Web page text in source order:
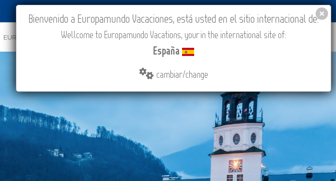
EUROPA ORIENTE PROMOCIONES COMPRAR CONTACTO MÁS
Bienvenido a Europamundo Vacaciones, está usted en el sitio internacional de:
Wellcome to Europamundo Vacations, your in the international site of:
España
cambiar/change